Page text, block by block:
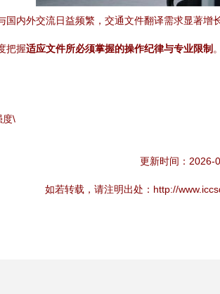
内外交流日益频繁，交通文件翻译需求显著
把握适应文件所必须掌握的操作纪律与专业限制
度\
更新时间：2026-
如若转载，请注明出处：http://